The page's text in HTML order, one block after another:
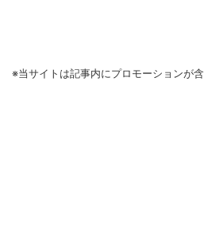
※当サイトは記事内にプロモーションが含